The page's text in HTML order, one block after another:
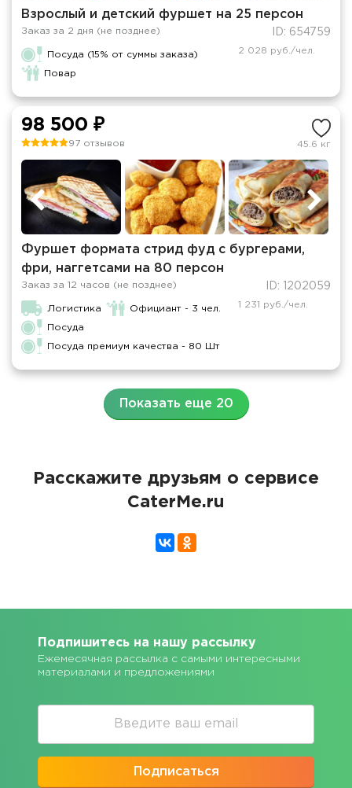
Взрослый и детский фуршет на 25 персон
Заказ за 2 дня (не позднее) ID: 654759
Посуда (15% от суммы заказа)
Повар
2 028 руб./чел.
98 500 ₽
97 отзывов 45.6 кг
Фуршет формата стрид фуд с бургерами,
фри, наггетсами на 80 персон
Заказ за 12 часов (не позднее) ID: 1202059
Логистика Официант - 3 чел.
Посуда
Посуда премиум качества - 80 Шт
1 231 руб./чел.
Показать еще 20
Расскажите друзьям о сервисе
CaterMe.ru
Подпишитесь на нашу рассылку
Ежемесячная рассылка с самыми интересными
материалами и предложениями
Подписаться